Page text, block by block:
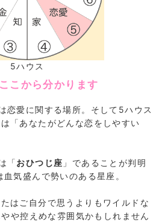
5ハウス
こから分かります
恋愛に関する場所。そして5ハウス
「あなたがどんな恋をしやすい
「 おひつじ座 」であることが判明
気盛んで勢いのある星座。
はご自分で思うよりもワイルドな
や控えめな雰囲気かもしれません